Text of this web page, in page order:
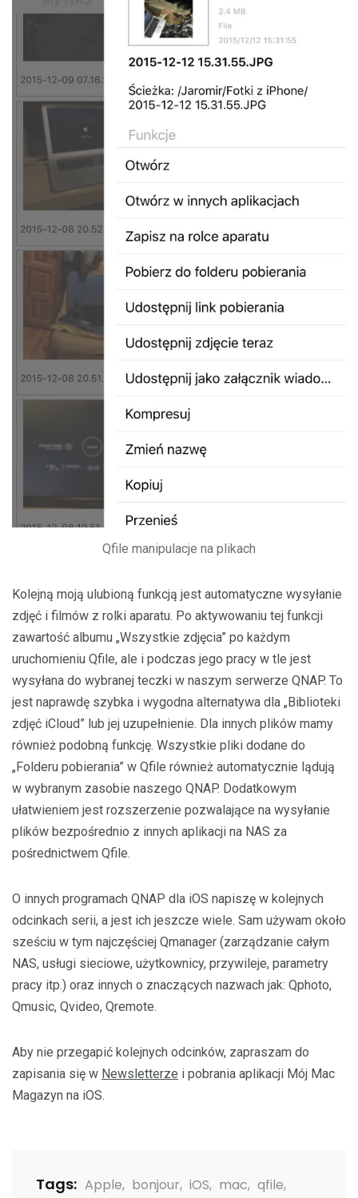
Qfile manipulacje na plikach
Kolejną moją ulubioną funkcją jest automatyczne wysyłanie
zdjęć i filmów z rolki aparatu. Po aktywowaniu tej funkcji
zawartość albumu „Wszystkie zdjęcia” po każdym
uruchomieniu Qfile, ale i podczas jego pracy w tle jest
wysyłana do wybranej teczki w naszym serwerze QNAP. To
jest naprawdę szybka i wygodna alternatywa dla „Biblioteki
zdjęć iCloud” lub jej uzupełnienie. Dla innych plików mamy
również podobną funkcję. Wszystkie pliki dodane do
„Folderu pobierania” w Qfile również automatycznie lądują
w wybranym zasobie naszego QNAP. Dodatkowym
ułatwieniem jest rozszerzenie pozwalające na wysyłanie
plików bezpośrednio z innych aplikacji na NAS za
pośrednictwem Qfile.
O innych programach QNAP dla iOS napiszę w kolejnych
odcinkach serii, a jest ich jeszcze wiele. Sam używam około
sześciu w tym najczęściej Qmanager (zarządzanie całym
NAS, usługi sieciowe, użytkownicy, przywileje, parametry
pracy itp.) oraz innych o znaczących nazwach jak: Qphoto,
Qmusic, Qvideo, Qremote.
Aby nie przegapić kolejnych odcinków, zapraszam do
zapisania się w Newsletterze i pobrania aplikacji Mój Mac
Magazyn na iOS.
Tags: Apple, bonjour, iOS, mac, qfile,